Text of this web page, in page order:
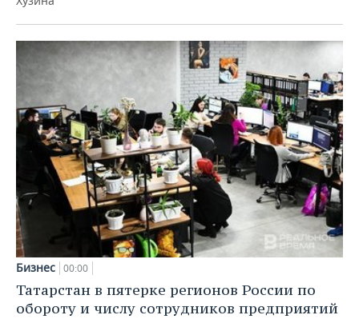
Бизнес 00:00
Татарстан в пятерке регионов России по
обороту и числу сотрудников предприятий